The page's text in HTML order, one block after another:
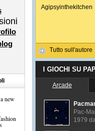
new
Agipsyinthekitchen
Tutto sull'autore
I GIOCHI SU
Arcade
Pac-
1979